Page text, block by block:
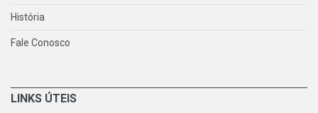
História
Fale Conosco
LINKS ÚTEIS